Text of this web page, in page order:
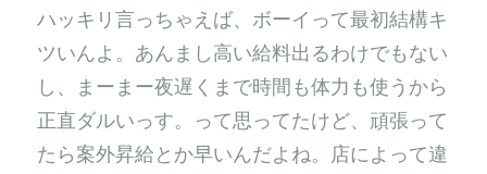
ハッキリ言っちゃえば、ボーイって最初結構キ
ツいんよ。あんまし高い給料出るわけでもない
し、まーまー夜遅くまで時間も体力も使うから
正直ダルいっす。って思ってたけど、頑張って
たら案外昇給とか早いんだよね。店によって違